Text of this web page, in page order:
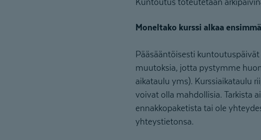
Moneltako kurssi alkaa
Pääsääntöisesti
muutoksia, jotta pystymme
aikataulu yms). Kurssiaikataulu
voivat olla mahdollisia. Tarkista
ennakkopaketista tai ole
yhteystietonsa.